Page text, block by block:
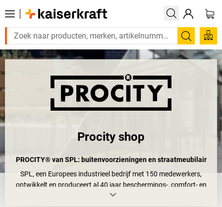
Zoeken
Procity shop
PROCITY® van SPL: buitenvoorzieningen en straatmeubilair
SPL, een Europees industrieel bedrijf met 150 medewerkers,
ontwikkelt en produceert al 40 jaar beschermings-, comfort- en
informatieproducten in Frankrijk.